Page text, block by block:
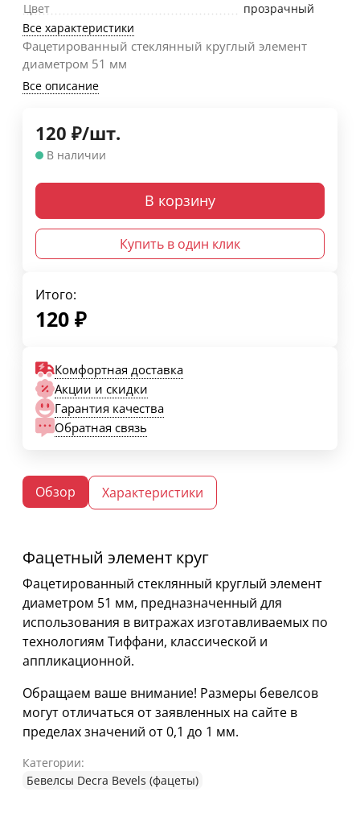
Цвет
прозрачный
Все характеристики
Фацетированный стеклянный круглый элемент
диаметром 51 мм
Все описание
120 ₽/шт.
В наличии
В корзину
Купить в один клик
Итого:
120 ₽
Комфортная доставка
Акции и скидки
Гарантия качества
Обратная связь
Обзор Характеристики
Фацетный элемент круг
Фацетированный стеклянный круглый элемент
диаметром 51 мм, предназначенный для
использования в витражах изготавливаемых по
технологиям Тиффани, классической и
аппликационной.
Обращаем ваше внимание! Размеры бевелсов
могут отличаться от заявленных на сайте в
пределах значений от 0,1 до 1 мм.
Категории:
Бевелсы Decra Bevels (фацеты)